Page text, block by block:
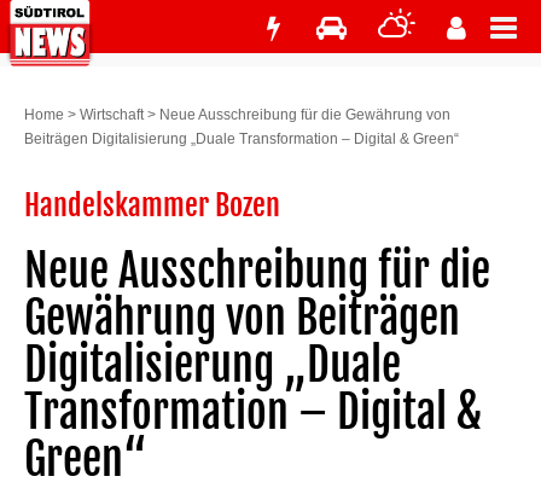
Home > Wirtschaft> Neue Ausschreibung für die Gewährung von
Beiträgen Digitalisierung „Duale Transformation – Digital & Green“
Handelskammer Bozen
Neue Ausschreibung für die
Gewährung von Beiträgen
Digitalisierung „Duale
Transformation – Digital &
Green“